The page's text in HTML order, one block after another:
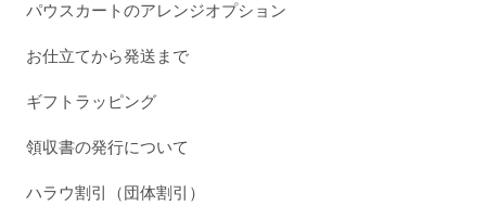
パウスカートのアレンジオプション
お仕立てから発送まで
ギフトラッピング
領収書の発行について
ハラウ割引（団体割引）